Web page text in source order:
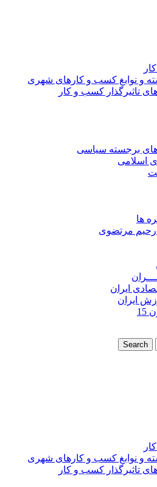
و نوابغ کسب و کارهای شهری
تاثیرگذار کسب و کار
برجسته سیاسی
اسلامی
ها
رحیم مرتضوی
ایران
ایران
+ پورتال رسمی کتاب نخبگان ایران –
و کار ایران – کتاب نخبگان ایران
و نوابغ کسب و کارهای شهری
تاثیرگذار کسب و کار